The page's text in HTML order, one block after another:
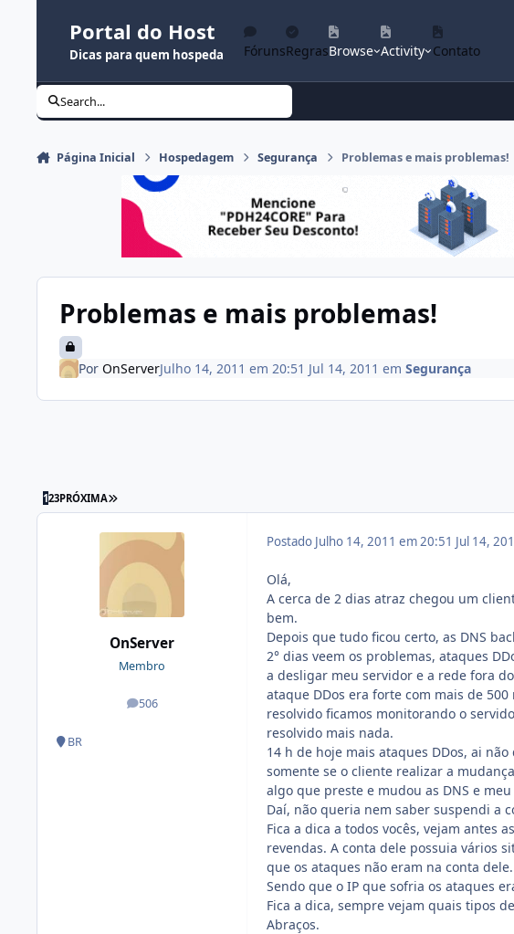
Portal do Host
Dicas para quem hospeda FórunsRegrasBrowse Activity Contato
Search...
Página Inicial Hospedagem Segurança Problemas e mais problemas!
Problemas e mais problemas!
Por OnServerJulho 14, 2011 em 20:51 Jul 14, 2011 em Segurança
123PRÓXIMA
OnServer
Membro
506
posts
BR
Postado Julho 14, 2011 em 20:51 Jul 14,
Olá,
A cerca de 2 dias atraz chegou um
bem.
Depois que tudo ficou certo, as DNS
2° dias veem os problemas, ataques
a desligar meu servidor e a rede fora
ataque DDos era forte com mais de
resolvido ficamos monitorando o
resolvido mais nada.
14 h de hoje mais ataques DDos, ai
somente se o cliente realizar a
algo que preste e mudou as DNS e
Daí, não queria nem saber suspendi a
Fica a dica a todos vocês, vejam antes
revendas. A conta dele possuia vários
que os ataques não eram na conta dele.
Sendo que o IP que sofria os ataques
Fica a dica, sempre vejam quais tipos
Abraços.